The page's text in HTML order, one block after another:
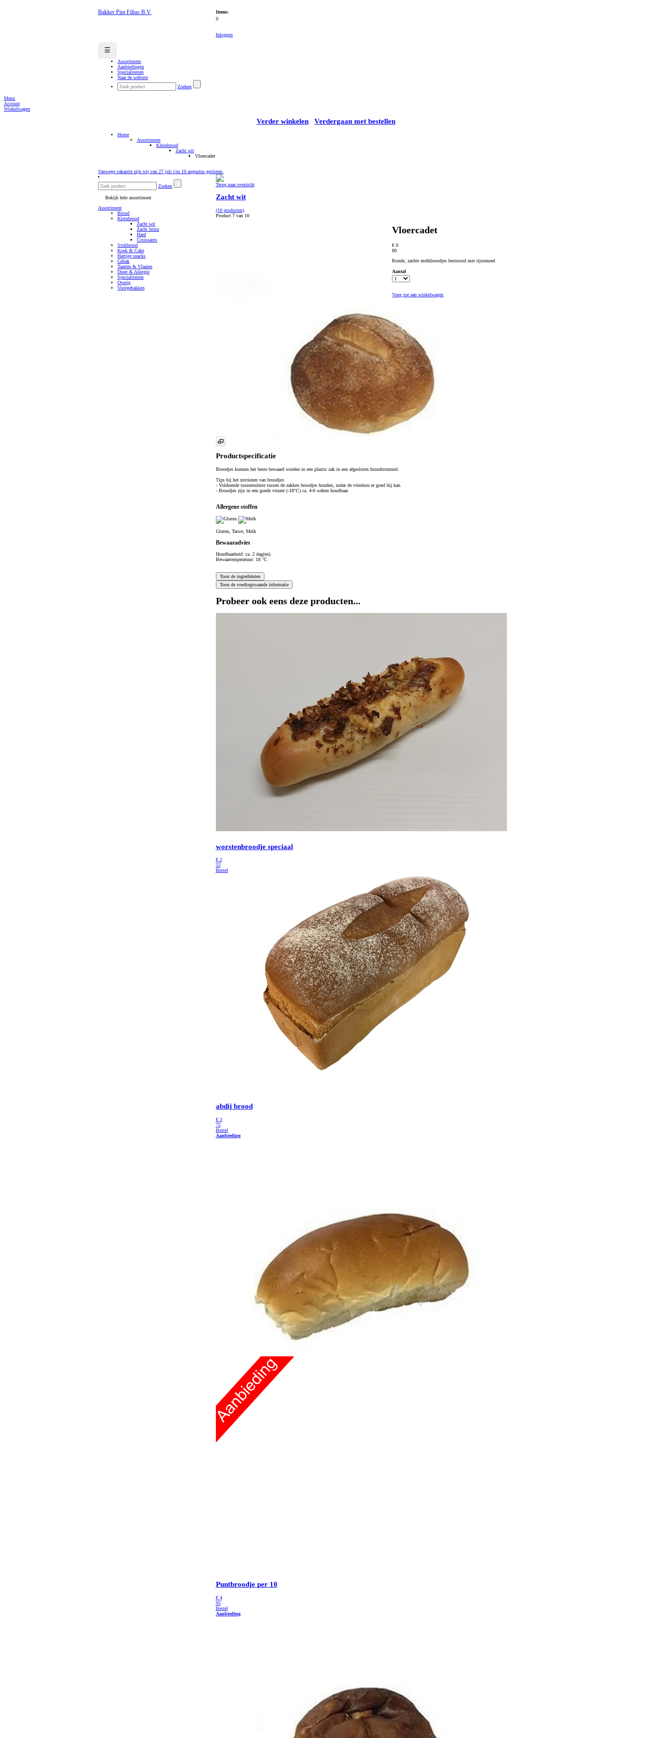
Bakker Pim Filius B.V.
Items:
0
Inloggen
☰
Assortiment
Aanbiedingen
Specialiteiten
Naar de website
Zoeken
Menu
Account
Winkelwagen
Verder winkelen Verdergaan met bestellen
Home
Assortiment
Kleinbrood
Zacht wit
Vloercadet
Vanwege vakantie zijn wij van 27 juli t/m 10 augustus gesloten.
Zoeken
Bekijk hele assortiment
Assortiment
Brood
Kleinbrood
Zacht wit
Zacht bruin
Hard
Croissants
Stokbrood
Koek & Cake
Hartige snacks
Gebak
Taarten & Vlaaien
Dieet & Allergie
Specialiteiten
Overig
Voorgebakken
Terug naar overzicht
Zacht wit
(10 producten)
Product 7 van 10
Vloercadet
€ 0
80
Ronde, zachte melkbroodjes bestrooid met rijstemeel
Aantal
Voeg toe aan winkelwagen
Productspecificatie
Broodjes kunnen het beste bewaard worden in een plastic zak in een afgesloten broodtrommel.
Tips bij het invriezen van broodjes:
- Voldoende tussenruimte tussen de zakken broodjes houden, zodat de vrieskou er goed bij kan.
- Broodjes zijn in een goede vriezer (-18°C) ca. 4-6 weken houdbaar.
Allergene stoffen
Gluten, Tarwe, Melk
Bewaaradvies
Houdbaarheid: ca. 2 dag(en).
Bewaartemperatuur: 18 °C
Probeer ook eens deze producten...
worstenbroodje speciaal
€ 2
55
Bestel
abdij brood
€ 3
75
Bestel
Aanbieding
Puntbroodje per 10
€ 4
95
Bestel
Aanbieding